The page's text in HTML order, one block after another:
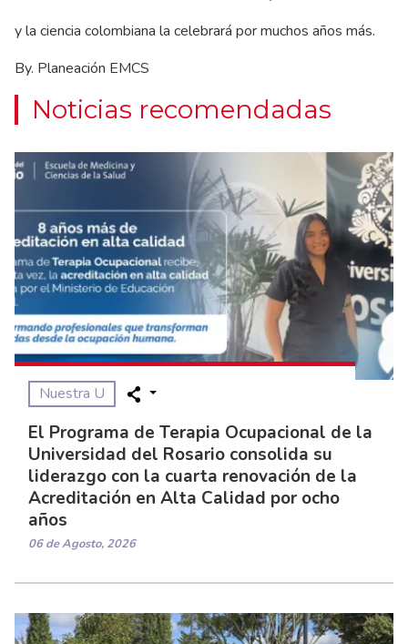
y la ciencia colombiana la celebrará por muchos años más.
By. Planeación EMCS
Noticias recomendadas
Nuestra U
El Programa de Terapia Ocupacional de la
Universidad del Rosario consolida su
liderazgo con la cuarta renovación de la
Acreditación en Alta Calidad por ocho
años
06 de Agosto, 2026